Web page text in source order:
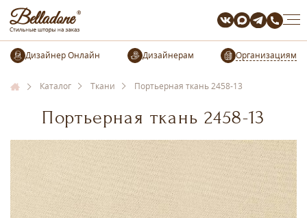
Организациям
Каталог Ткани Портьерная ткань 2458-13
Портьерная ткань 2458-13